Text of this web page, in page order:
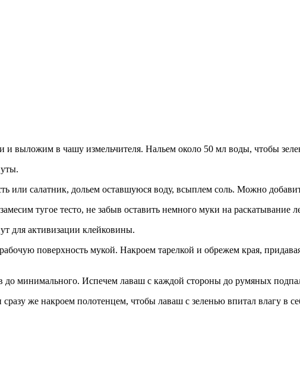
выложим в чашу измельчителя. Нальем около 50 мл воды, чтобы
или салатник, дольем оставшуюся воду, всыплем соль. Можно
тугое тесто, не забыв оставить немного муки на раскатывание
для активизации клейковины.
поверхность мукой. Накроем тарелкой и обрежем края,
до минимального. Испечем лаваш с каждой стороны до румяных
же накроем полотенцем, чтобы лаваш с зеленью впитал влагу в